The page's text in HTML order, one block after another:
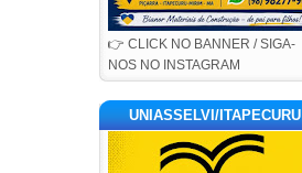
👉 CLICK NO BANNER / SIGA-
NOS NO INSTAGRAM
UNIASSELVI/ITAPECURU